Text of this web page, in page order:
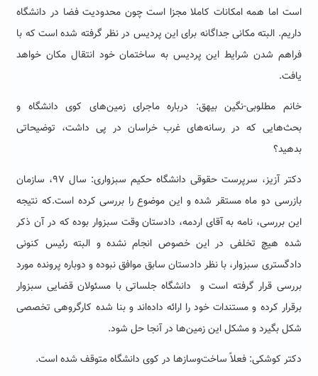
است اما همه امکانات کاملا مجزا است چون محدودیت فضا در دانشگاه
داریم. البته مکانی جداگانه برای این پردیس در نظر گرفته شده است که با
فراهم شدن شرایط این پردیس به ساختمان خود انتقال مکان خواهد
یافت.
خانم مطلوبی-نگین بیهق: درباره ماجرای زمین‌های کوی دانشگاه و
بحث‌هایی که در رسانه‌های غرب خراسان در پی داشت، توضیحاتی
بدهید؟
دکتر آزیز، سرپرست حقوقی دانشگاه حکیم سبزواری: سال ۹۷، سازمان
بازرسی دو ماه مستقر شده و این موضوع را بررسی کرده است.که نتیجه
این بررسی، نامه به آقای اردمه، دادستان وقت سبزوار بوده که در آن ذکر
شده هیچ تخلفی در این خصوص انجام نشده و البته رئیس کنونی
دادگستری سبزوار، با نظر دادستان سابق موافق نبوده و دوباره پرونده مورد
بررسی قرار گرفته است و دانشگاه جلساتی با مسئولان قضایی سبزوار
برقرار کرده و مستندات خود را ارائه داده‌اند و بنا شده کارگروهی تخصصی
شکل بگیرد و مشکل این زمین‌ها در آنجا حل شود.
دکتر کوشکی: فعلاً ساخت‌وسازها در کوی دانشگاه متوقف شده است.